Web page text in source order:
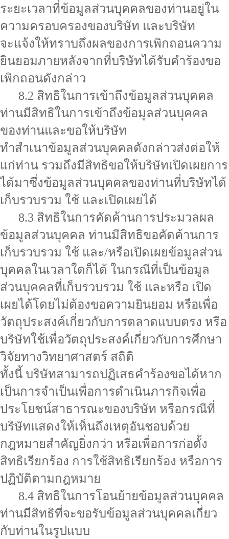
ระยะเวลาที่ข้อมูลส่วนบุคคลของท่านอยู่ใน
ความครอบครองของบริษัท และบริษัท
จะแจ้งให้ทราบถึงผลของการเพิกถอนความ
ยินยอมภายหลังจากที่บริษัทได้รับคำร้องขอ
เพิกถอนดังกล่าว
8.2 สิทธิในการเข้าถึงข้อมูลส่วนบุคคล
ท่านมีสิทธิในการเข้าถึงข้อมูลส่วนบุคคล
ของท่านและขอให้บริษัท
ทำสำเนาข้อมูลส่วนบุคคลดังกล่าวส่งต่อให้
แก่ท่าน รวมถึงมีสิทธิขอให้บริษัทเปิดเผยการ
ได้มาซึ่งข้อมูลส่วนบุคคลของท่านที่บริษัทได้
เก็บรวบรวม ใช้ และเปิดเผยได้
8.3 สิทธิในการคัดค้านการประมวลผล
ข้อมูลส่วนบุคคล ท่านมีสิทธิขอคัดค้านการ
เก็บรวบรวม ใช้ และ/หรือเปิดเผยข้อมูลส่วน
บุคคลในเวลาใดก็ได้ ในกรณีที่เป็นข้อมูล
ส่วนบุคคลที่เก็บรวบรวม ใช้ และหรือ เปิด
เผยได้โดยไม่ต้องขอความยินยอม หรือเพื่อ
วัตถุประสงค์เกี่ยวกับการตลาดแบบตรง หรือ
บริษัทใช้เพื่อวัตถุประสงค์เกี่ยวกับการศึกษา
วิจัยทางวิทยาศาสตร์ สถิติ
ทั้งนี้ บริษัทสามารถปฏิเสธคำร้องขอได้หาก
เป็นการจำเป็นเพื่อการดำเนินภารกิจเพื่อ
ประโยชน์สาธารณะของบริษัท หรือกรณีที่
บริษัทแสดงให้เห็นถึงเหตุอันชอบด้วย
กฎหมายสำคัญยิ่งกว่า หรือเพื่อการก่อตั้ง
สิทธิเรียกร้อง การใช้สิทธิเรียกร้อง หรือการ
ปฏิบัติตามกฎหมาย
8.4 สิทธิในการโอนย้ายข้อมูลส่วนบุคคล
ท่านมีสิทธิที่จะขอรับข้อมูลส่วนบุคคลเกี่ยว
กับท่านในรูปแบบ